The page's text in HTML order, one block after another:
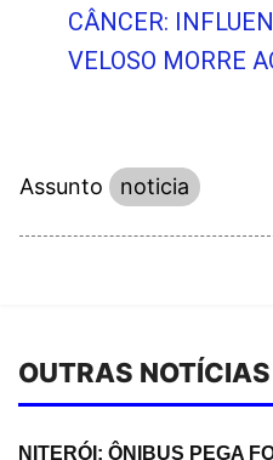
CÂNCER:
VELOSO MORRE
Assunto noticia
OUTRAS NOTÍCIAS
NITERÓI: ÔNIBUS PEGA